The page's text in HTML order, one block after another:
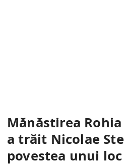
Mănăstirea
a trăit Nicolae
povestea unui